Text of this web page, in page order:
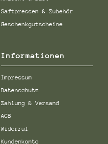
Saftpressen & Zubehör
Geschenkgutscheine
Informationen
Impressum
Datenschutz
Zahlung & Versand
AGB
Widerruf
Kundenkonto